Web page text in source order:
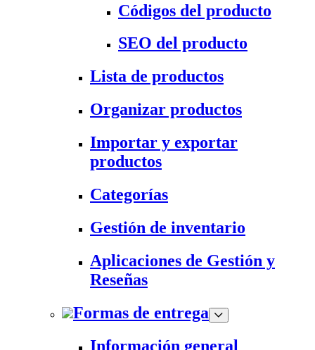
Códigos del producto
SEO del producto
Lista de productos
Organizar productos
Importar y exportar
productos
Categorías
Gestión de inventario
Aplicaciones de Gestión y
Reseñas
Formas de entrega
Información general